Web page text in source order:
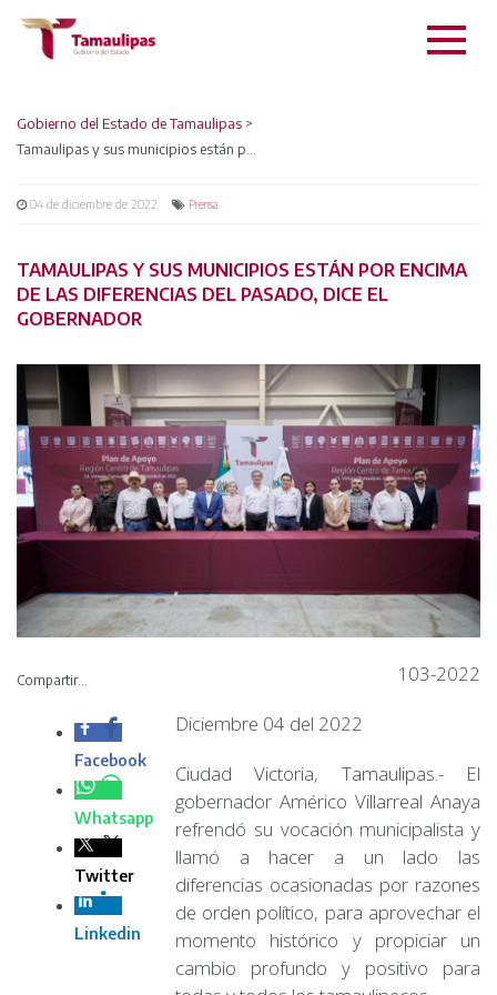
Gobierno del Estado de Tamaulipas >
04 de diciembre de 2022 Prensa
TAMAULIPAS Y SUS MUNICIPIOS ESTÁN POR ENCIMA
DE LAS DIFERENCIAS DEL PASADO, DICE EL
GOBERNADOR
103-2022
Diciembre 04 del
Ciudad Victoria,
Tamaulipas.- El gobernador Américo Villarreal Anaya
refrendó su vocación municipalista y llamó a hacer a un
lado las diferencias ocasionadas por razones de orden
político, para aprovechar el momento histórico y
propiciar un cambio profundo y positivo para todas y
todos los tamaulipecos.